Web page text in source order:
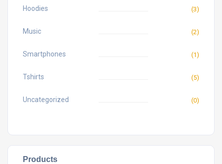
Hoodies (3)
Music (2)
Smartphones (1)
Tshirts (5)
Uncategorized (0)
Products